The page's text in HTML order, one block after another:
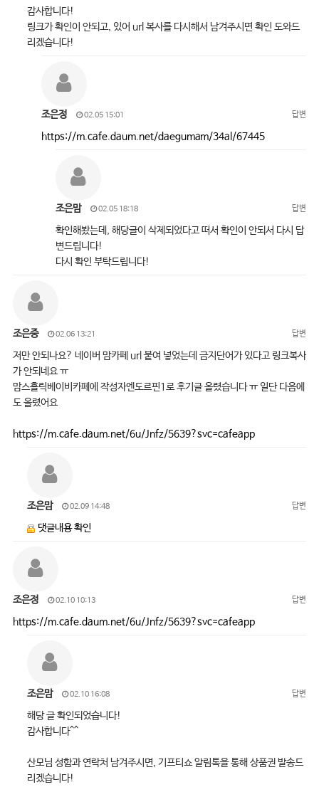
감사합니다!
링크가 확인이 안되고, 있어 url 복사를 다시해서 남겨주시면 확인 도와드
리겠습니다!
조은정 02.05 15:01 답변
https://m.cafe.daum.net/daegumam/34al/67445
조은맘 02.05 18:18 답변
확인해봤는데, 해당글이 삭제되었다고 떠서 확인이 안되서 다시 답
변드립니다!
다시 확인 부탁드립니다!
조은중 02.06 13:21 답변
저만 안되나요? 네이버 맘카페 url 붙여 넣었는데 금지단어가 있다고 링크복사
가 안되네요 ㅠ
맘스홀릭베이비카페에 작성자엔도르핀1로 후기글 올렸습니다 ㅠ 일단 다음에
도 올렸어요
https://m.cafe.daum.net/6u/Jnfz/5639?svc=cafeapp
조은맘 02.09 14:48 답변
댓글내용 확인
조은정 02.10 10:13 답변
https://m.cafe.daum.net/6u/Jnfz/5639?svc=cafeapp
조은맘 02.10 16:08 답변
해당 글 확인되었습니다!
감사합니다^^
산모님 성함과 연락처 남겨주시면, 기프티쇼 알림톡을 통해 상품권 발송드
리겠습니다!